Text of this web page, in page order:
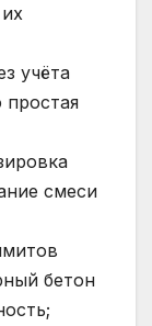
учёта
простая
смеси
бетон